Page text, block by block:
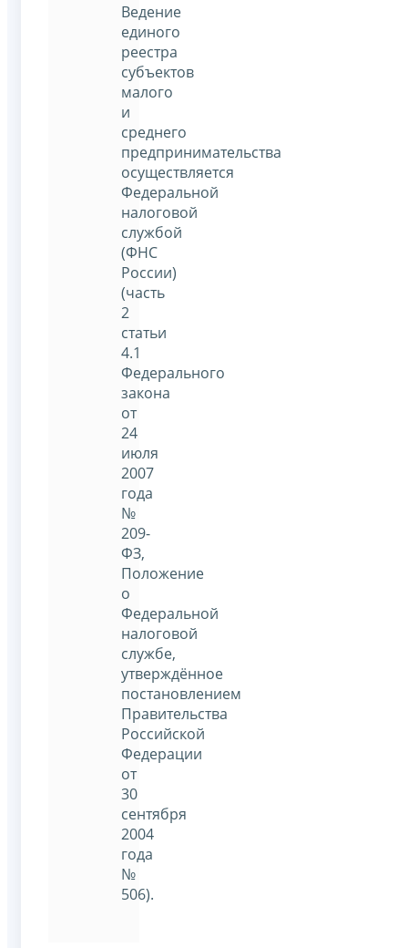
Ведение
единого
реестра
субъектов
малого
и
среднего
предпринимательства
осуществляется
Федеральной
налоговой
службой
(ФНС
России)
(часть
2
статьи
4.1
Федерального
закона
от
24
июля
2007
года
№
209-
ФЗ,
Положение
о
Федеральной
налоговой
службе,
утверждённое
постановлением
Правительства
Российской
Федерации
от
30
сентября
2004
года
№
506).